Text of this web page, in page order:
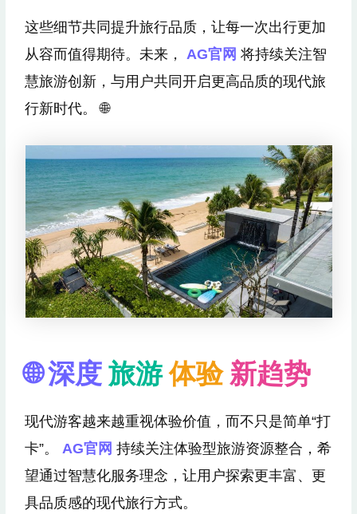
这些细节共同提升旅行品质，让每一次出行更加
从容而值得期待。未来，AG官网将持续关注智
慧旅游创新，与用户共同开启更高品质的现代旅
行新时代。 🌐
🌐 深度 旅游体验新趋势
现代游客越来越重视体验价值，而不只是简单“打
卡”。AG官网 持续关注体验型旅游资源整合，希
望通过智慧化服务理念，让用户探索更丰富、更
具品质感的现代旅行方式。